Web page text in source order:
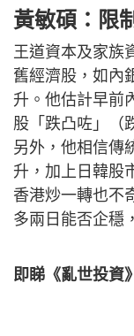
黃敏碩：限
王道資本及家族
舊經濟股，如內
升。他估計早前
股「跌凸咗」（
另外，他相信傳
升，加上日韓股
香港炒一轉也不
多兩日能否企穩
即睇《亂世投資